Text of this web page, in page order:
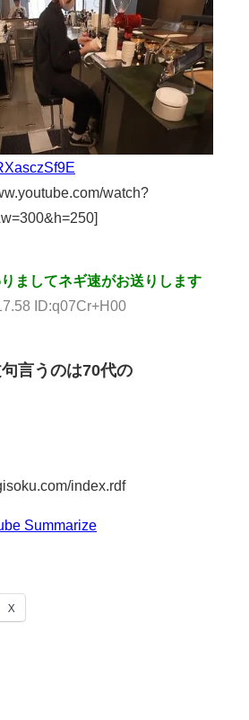
watch?
ましてネギ速がお送りします
ID:q07Cr+H00
言うのは70代の
index.rdf
Summarize
X